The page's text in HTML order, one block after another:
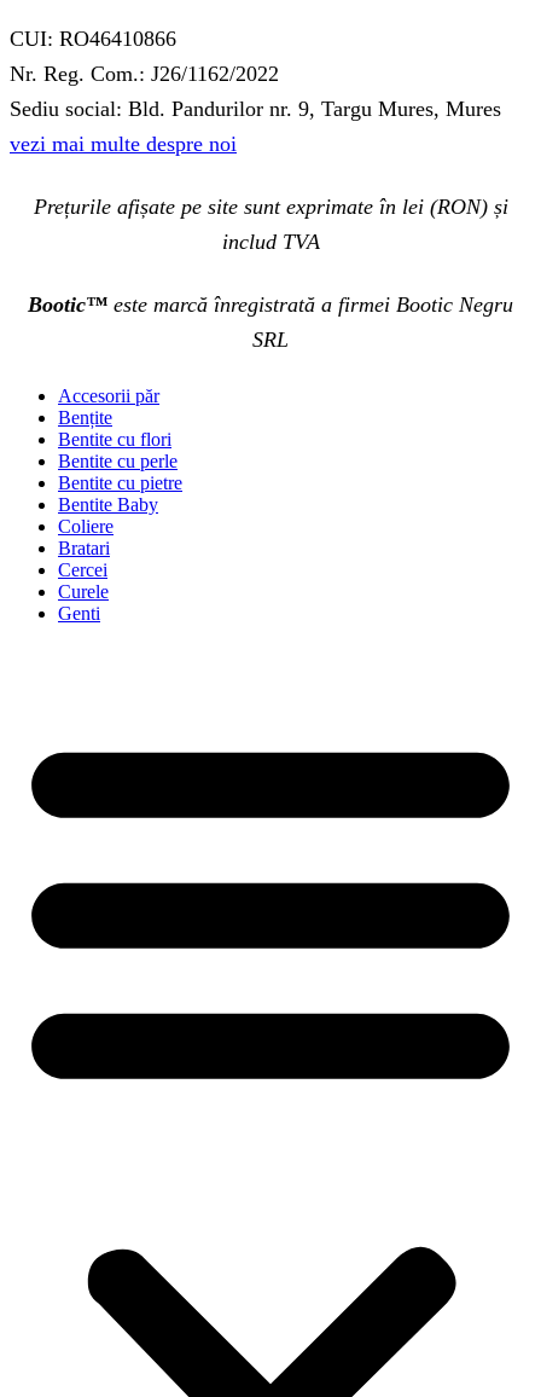
CUI: RO46410866
Nr. Reg. Com.: J26/1162/2022
Sediu social: Bld. Pandurilor nr. 9, Targu Mures, Mures
vezi mai multe despre noi
Prețurile afișate pe site sunt exprimate în lei (RON) și
includ TVA
Bootic™ este marcă înregistrată a firmei Bootic Negru
SRL
Accesorii păr
Bențite
Bentite cu flori
Bentite cu perle
Bentite cu pietre
Bentite Baby
Coliere
Bratari
Cercei
Curele
Genti